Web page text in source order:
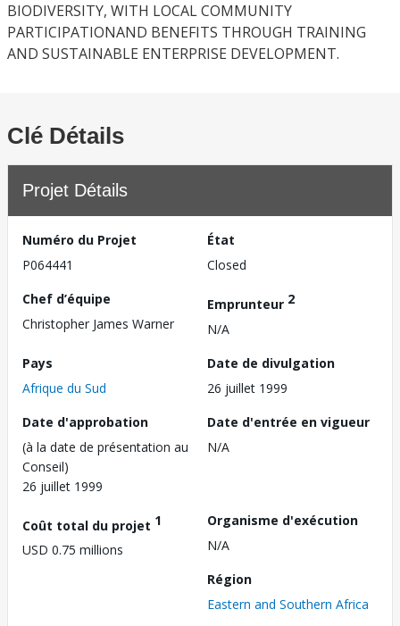
BIODIVERSITY, WITH LOCAL COMMUNITY
PARTICIPATIONAND BENEFITS THROUGH TRAINING
AND SUSTAINABLE ENTERPRISE DEVELOPMENT.
Clé Détails
Projet Détails
Numéro du Projet
P064441
État
Closed
Chef d’équipe
Christopher James Warner
Emprunteur 2
N/A
Pays
Afrique du Sud
Date de divulgation
26 juillet 1999
Date d'approbation
(à la date de présentation au
Conseil)
26 juillet 1999
Date d'entrée en vigueur
N/A
Coût total du projet 1
USD 0.75 millions
Organisme d'exécution
N/A
Région
Eastern and Southern Africa